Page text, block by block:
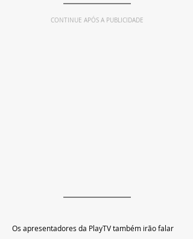
CONTINUE APÓS A PUBLICIDADE
Os apresentadores da PlayTV também irão falar